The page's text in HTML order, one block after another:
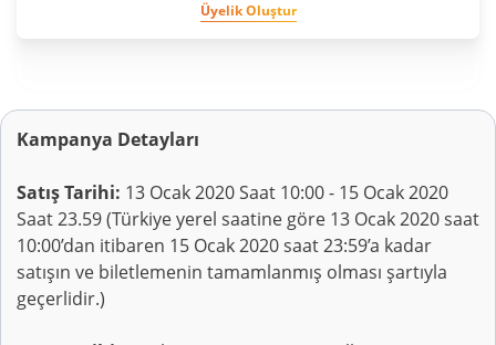
Üyelik Oluştur
Kampanya Detayları
Satış Tarihi: 13 Ocak 2020 Saat 10:00 - 15 Ocak 2020
Saat 23.59 (Türkiye yerel saatine göre 13 Ocak 2020 saat
10:00’dan itibaren 15 Ocak 2020 saat 23:59’a kadar
satışın ve biletlemenin tamamlanmış olması şartıyla
geçerlidir.)